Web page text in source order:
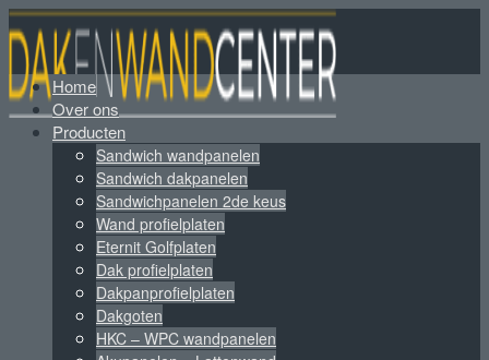
Home
Over ons
Producten
Sandwich wandpanelen
Sandwich dakpanelen
Sandwichpanelen 2de keus
Wand profielplaten
Eternit Golfplaten
Dak profielplaten
Dakpanprofielplaten
Dakgoten
HKC – WPC wandpanelen